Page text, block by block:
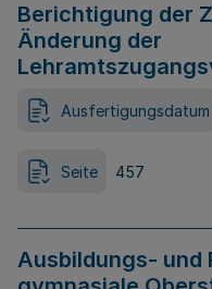
Berichtigung der
Änderung der
Ausfertigungsdatum
Seite 457
Ausbildungs- und